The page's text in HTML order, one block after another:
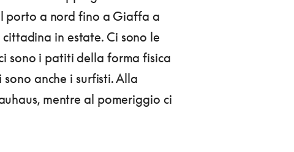
porto a nord fino a Giaffa a
in estate. Ci sono le
sono i patiti della forma fisica
anche i surfisti. Alla
mentre al pomeriggio ci